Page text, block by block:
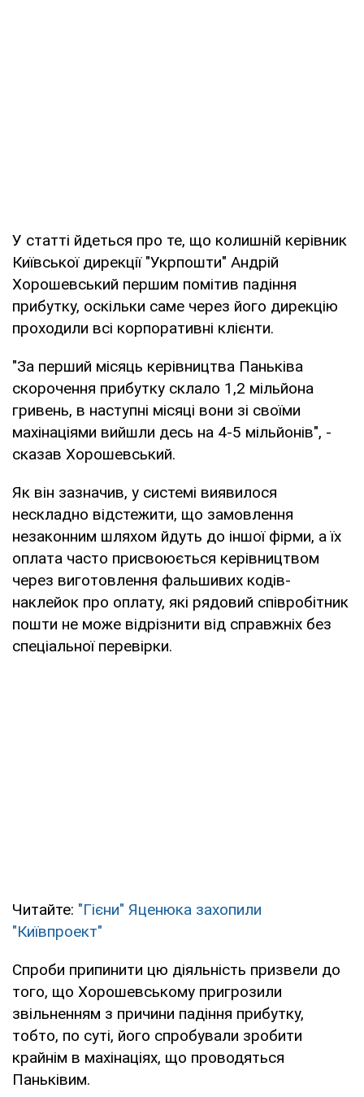
У статті йдеться про те, що колишній керівник
Київської дирекції "Укрпошти" Андрій
Хорошевський першим помітив падіння
прибутку, оскільки саме через його дирекцію
проходили всі корпоративні клієнти.
"За перший місяць керівництва Паньківа
скорочення прибутку склало 1,2 мільйона
гривень, в наступні місяці вони зі своїми
махінаціями вийшли десь на 4-5 мільйонів", -
сказав Хорошевський.
Як він зазначив, у системі виявилося
нескладно відстежити, що замовлення
незаконним шляхом йдуть до іншої фірми, а їх
оплата часто присвоюється керівництвом
через виготовлення фальшивих кодів-
наклейок про оплату, які рядовий співробітник
пошти не може відрізнити від справжніх без
спеціальної перевірки.
Читайте: "Гієни" Яценюка захопили
"Київпроект"
Спроби припинити цю діяльність призвели до
того, що Хорошевському пригрозили
звільненням з причини падіння прибутку,
тобто, по суті, його спробували зробити
крайнім в махінаціях, що проводяться
Паньківим.